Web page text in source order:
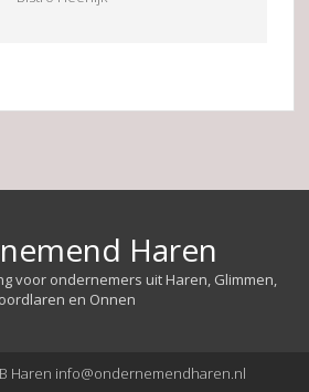
Haren
voor ondernemers uit Haren, Glimmen,
en Onnen
Haren info@ondernemendharen.nl